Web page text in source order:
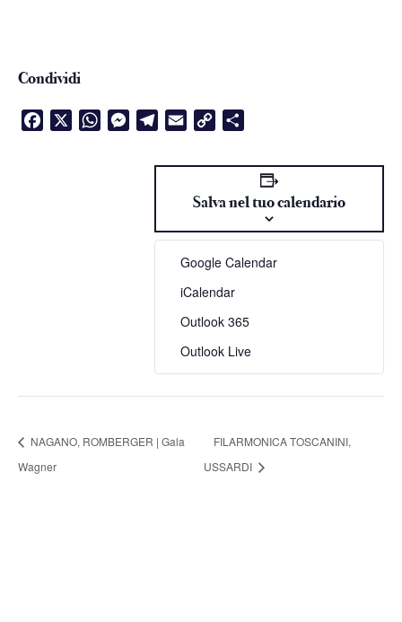
Condividi
Facebook WhatsAppMessenger
Telegram
Email
Copy
Salva nel tuo calendario
Google Calendar
iCalendar
Outlook 365
Outlook Live
NAGANO, ROMBERGER | Gala
Wagner
FILARMONICA TOSCANINI,
USSARDI